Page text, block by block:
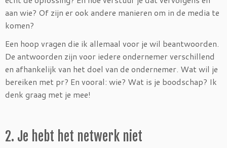
aan wie? Of zijn er ook andere manieren om in de media te
komen?
Een hoop vragen die ik allemaal voor je wil beantwoorden.
De antwoorden zijn voor iedere ondernemer verschillend
en afhankelijk van het doel van de ondernemer. Wat wil je
bereiken met pr? En vooral: wie? Wat is je boodschap? Ik
denk graag met je mee!
2. Je hebt het netwerk niet